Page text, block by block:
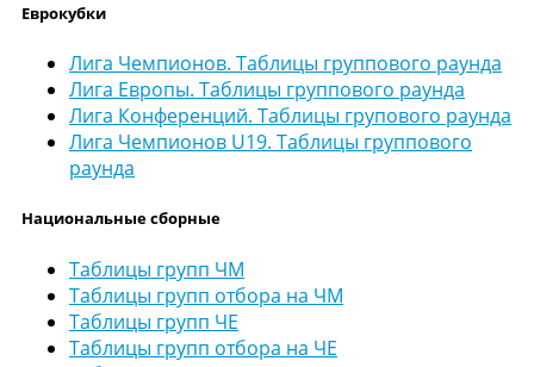
Еврокубки
Лига Чемпионов. Таблицы группового раунда
Лига Европы. Таблицы группового раунда
Лига Конференций. Таблицы групового раунда
Лига Чемпионов U19. Таблицы группового
раунда
Национальные сборные
Таблицы групп ЧМ
Таблицы групп отбора на ЧМ
Таблицы групп ЧЕ
Таблицы групп отбора на ЧЕ